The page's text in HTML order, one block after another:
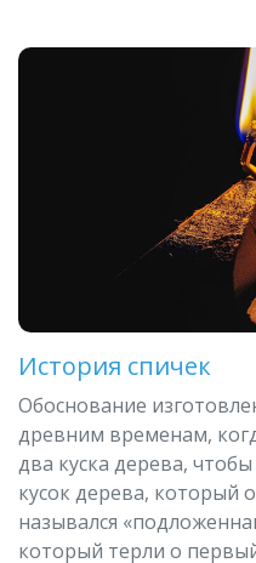
История спичек
Обоснование
древним временам,
два куска дерева,
кусок дерева, который
назывался
который терли о